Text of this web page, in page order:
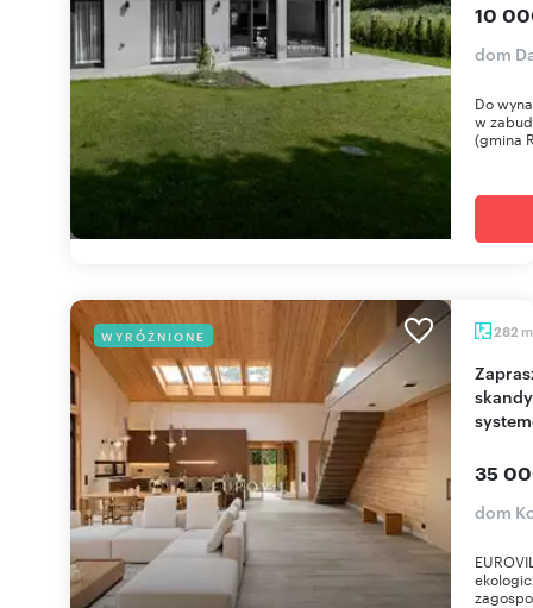
10
dom
Do
w
(gmina
WYRÓŻNIONE 282 m
Zapraszam do luksusowego domu
35
dom